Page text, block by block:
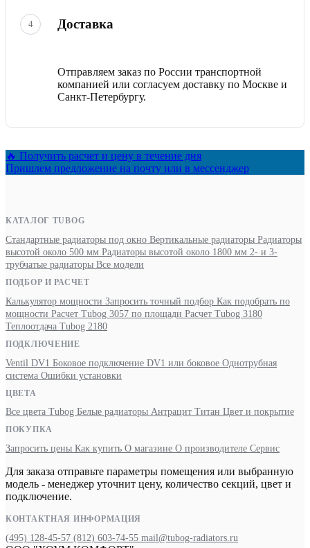
4 Доставка
Отправляем заказ по России транспортной
компанией или согласуем доставку по Москве и
Санкт-Петербургу.
🔥 Получить расчет и цену в течение дня
Пришлем предложение на почту или в мессенджер
КАТАЛОГ TUBOG
Стандартные радиаторы под окно Вертикальные радиаторы Радиаторы
высотой около 500 мм Радиаторы высотой около 1800 мм 2- и 3-
трубчатые радиаторы Все модели
ПОДБОР И РАСЧЕТ
Калькулятор мощности Запросить точный подбор Как подобрать по
мощности Расчет Tubog 3057 по площади Расчет Tubog 3180
Теплоотдача Tubog 2180
ПОДКЛЮЧЕНИЕ
Ventil DV1 Боковое подключение DV1 или боковое Однотрубная
система Ошибки установки
ЦВЕТА
Все цвета Tubog Белые радиаторы Антрацит Титан Цвет и покрытие
ПОКУПКА
Запросить цены Как купить О магазине О производителе Сервис
Для заказа отправьте параметры помещения или выбранную
модель - менеджер уточнит цену, количество секций, цвет и
подключение.
КОНТАКТНАЯ ИНФОРМАЦИЯ
(495) 128-45-57 (812) 603-74-55 mail@tubog-radiators.ru